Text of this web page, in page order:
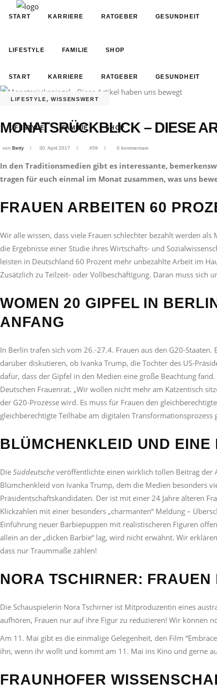
START KARRIERE RATGEBER GESUNDHEIT
LIFESTYLE FAMILIE SHOP
START KARRIERE RATGEBER GESUNDHEIT
LIFESTYLE FAMILIE SHOP
LIFESTYLE,WISSENSWERT
MONATSRÜCKBLICK – DIESE
von Betty 30. April 2017 459 0 kommentare
In den Traditionsmedien gibt es interessante,
tragen für euch einmal im Monat zusammen, was uns
FRAUEN ARBEITEN 60
Wir alle wissen, dass viele Frauen schlechter bezahlt werden
die Ergebnisse einer Studie ihres Wirtschafts- und
leisten in Deutschland 60 Prozent mehr unbezahlte Arbeit im
Zusätzlich zu Teilzeit- oder Vollbeschäftigung. Daran muss sich
WOMEN 20 GIPFEL IN
ANFANG
In Berlin trafen sich vom 26.-27.4. Frauen aus den G20-
darüber diskutieren, ob Ivanka Trump, die Tochter des US-
dafür, dass der Gipfel in den Medien eine große Beachtung
Deutschen Frauenrat. „Wir wollen nicht mehr am Katzentisch
der G20-Prozesse wird. Es muss für Frauen den
gleichberechtigte Teilhabe am digitalen Transformationsprozess
BLÜMCHENKLEID UND
Die Süddeutsche veröffentlichte einen wirklich tollen Beitrag der
Blümchenkleid von Ivanka Trump, dem die Medien besonders
Präsidentschaftskandidaten. Der ist mit einer 24 Jahre älteren
Klickzahlen mit einer besonders „charmanten“ Meldung –
Einführung neuer Barbiepuppen mit realistischeren Figuren
allein an der „dicken Barbie“ lag, wird nicht erwähnt. Wir
dass nur Traummaße zählen!
NORA TSCHIRNER:
Die Schauspielerin Nora Tschirner ist Mitproduzentin eines
aufhören, Frauen nur auf ihre Figur zu reduzieren! Wir können
Am 11. Mai gibt es die einmalige Gelegenheit, den Film
ihn, wenn ihr wollt und kommt am 11. Mai ins Kino und gerne
FRAUNHOFER